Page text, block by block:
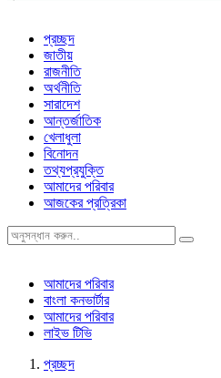
প্রচ্ছদ
জাতীয়
রাজনীতি
অর্থনীতি
সারাদেশ
আন্তর্জাতিক
খেলাধুলা
বিনোদন
তথ্যপ্রযুক্তি
আমাদের পরিবার
আজকের প্রত্রিকা
আমাদের পরিবার
বাংলা কনভার্টার
আমাদের পরিবার
লাইভ টিভি
প্রচ্ছদ